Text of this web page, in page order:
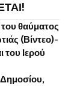
θαύματος
(Βίντεο)-
Ιερού